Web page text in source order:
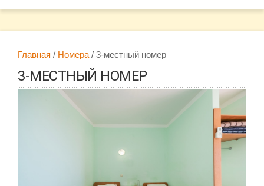
Главная Номера 3-местный номер
3-МЕСТНЫЙ НОМЕР